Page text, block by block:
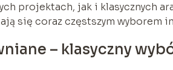
projektach, jak i klasycznych
się coraz częstszym wyborem
– klasyczny